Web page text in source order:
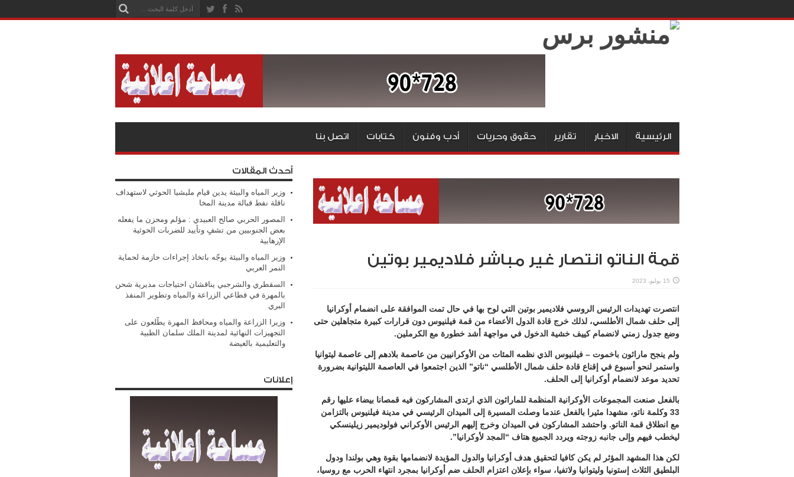
الرئيسية الاخبار تقارير حقوق وحريات أدب وفنون كتابات اتصل بنا
قمة الناتو انتصار غير مباشر فلاديمير بوتين
15 يوليو، 2023
انتصرت تهديدات الرئيس الروسي فلاديمير بوتين التي لوح بها في حال تمت الموافقة على انضمام أوكرانيا
إلى حلف شمال الأطلسي، لذلك خرج قادة الدول الأعضاء من قمة فيلنيوس دون قرارات كبيرة متجاهلين حتى
وضع جدول زمني لانضمام كييف خشية الدخول في مواجهة أشد خطورة مع الكرملين.
ولم ينجح ماراثون باخموت – فيلنيوس الذي نظمه المئات من الأوكرانيين من عاصمة بلادهم إلى عاصمة ليتوانيا
واستمر لنحو أسبوع في إقناع قادة حلف شمال الأطلسي “ناتو” الذين اجتمعوا في العاصمة الليتوانية بضرورة
تحديد موعد لانضمام أوكرانيا إلى الحلف.
بالفعل صنعت المجموعات الأوكرانية المنظمة للماراثون الذي ارتدى المشاركون فيه قمصانا بيضاء عليها رقم
33 وكلمة ناتو، مشهدا مثيرا بالفعل عندما وصلت المسيرة إلى الميدان الرئيسي في مدينة فيلنيوس بالتزامن
مع انطلاق قمة الناتو. واحتشد المشاركون في الميدان وخرج إليهم الرئيس الأوكراني فولوديمير زيلينسكي
ليخطب فيهم وإلى جانبه زوجته ويردد الجميع هتاف “المجد لأوكرانيا”.
لكن هذا المشهد المؤثر لم يكن كافيا لتحقيق هدف أوكرانيا والدول المؤيدة لانضمامها بقوة وهي بولندا ودول
البلطيق الثلاث إستونيا وليتوانيا ولاتفيا، سواء بإعلان اعتزام الحلف ضم أوكرانيا بمجرد انتهاء الحرب مع روسيا،
أحدث المقالات
وزير المياه والبيئة يدين قيام مليشيا الحوثي لاستهداف
ناقلة نفط قبالة مدينة المخا
المصور الحربي صالح العبيدي : مؤلم ومحزن ما يفعله
بعض الجنوبيين من تشفٍ وتأييد للضربات الحوثية
الإرهابية
وزير المياه والبيئة يوجّه باتخاذ إجراءات حازمة لحماية
النمر العربي
السقطري والشرجبي يناقشان احتياجات مديرية شحن
بالمهرة في قطاعي الزراعة والمياه وتطوير المنفذ
البري
وزيرا الزراعة والمياه ومحافظ المهرة يطّلعون على
التجهيزات النهائية لمدينة الملك سلمان الطبية
والتعليمية بالغيضة
إعلانات